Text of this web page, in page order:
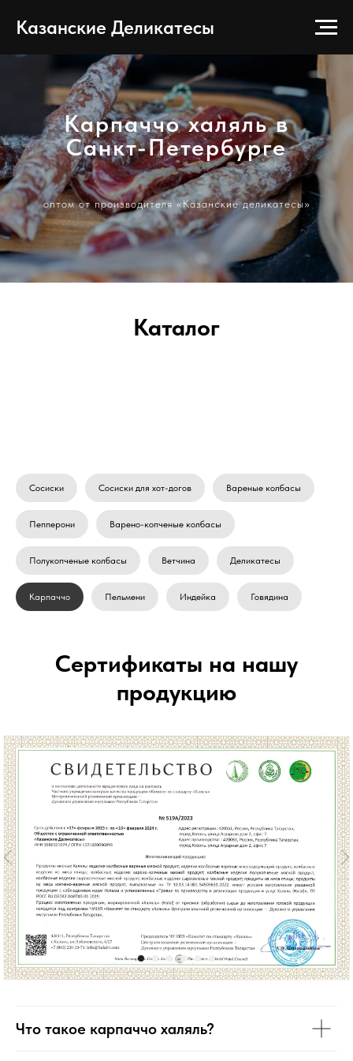
Казанские Деликатесы
Карпаччо халяль в
Санкт-Петербурге
оптом от производителя «Казанские деликатесы»
Каталог
Сосиски Сосиски для хот-догов Вареные колбасы
Пепперони Варено-копченые колбасы
Полукопченые колбасы Ветчина Деликатесы
Карпаччо Пельмени Индейка Говядина
Сертификаты на нашу
продукцию
Что такое карпаччо халяль?